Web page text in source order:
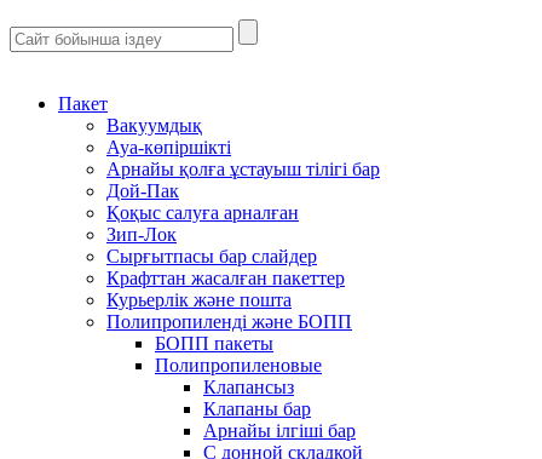
Пакет
Вакуумдық
Ауа-көпіршікті
Арнайы қолға ұстауыш тілігі бар
Дой-Пак
Қоқыс салуға арналған
Зип-Лок
Сырғытпасы бар слайдер
Крафттан жасалған пакеттер
Курьерлік және пошта
Полипропиленді және БОПП
БОПП пакеты
Полипропиленовые
Клапансыз
Клапаны бар
Арнайы ілгіші бар
С донной складкой